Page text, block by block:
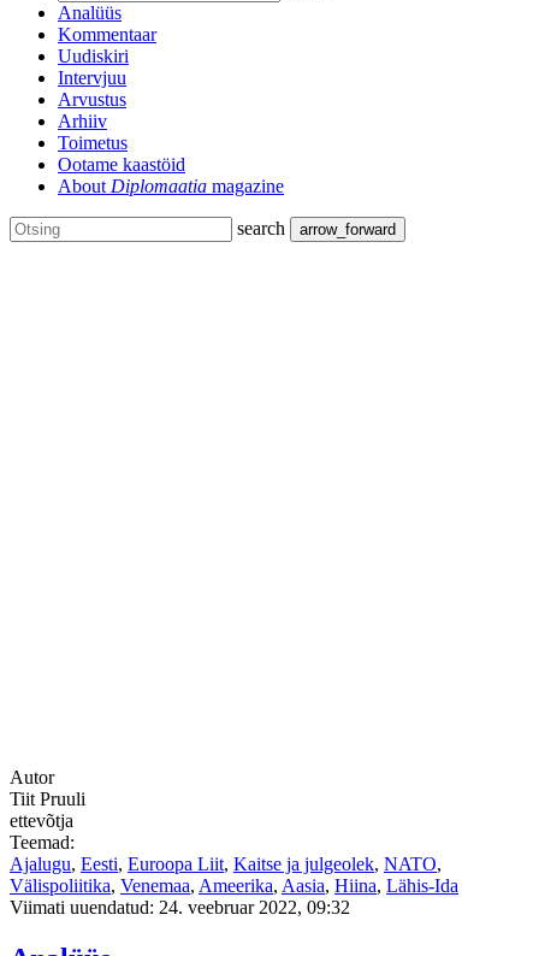
Analüüs
Kommentaar
Uudiskiri
Intervjuu
Arvustus
Arhiiv
Toimetus
Ootame kaastöid
About Diplomaatia magazine
search arrow_forward
Autor
Tiit Pruuli
ettevõtja
Teemad:
Ajalugu, Eesti, Euroopa Liit, Kaitse ja julgeolek, NATO,
Välispoliitika, Venemaa, Ameerika, Aasia, Hiina, Lähis-Ida
Viimati uuendatud: 24. veebruar 2022, 09:32